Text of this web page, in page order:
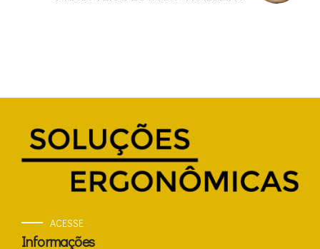
ACESSE
Informações